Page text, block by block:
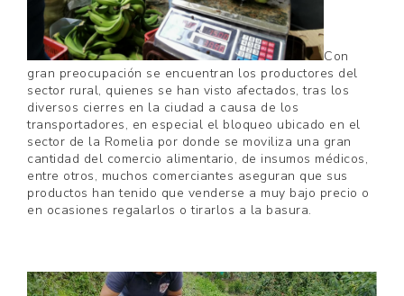
Con
gran preocupación se encuentran los productores del
sector rural, quienes se han visto afectados, tras los
diversos cierres en la ciudad a causa de los
transportadores, en especial el bloqueo ubicado en el
sector de la Romelia por donde se moviliza una gran
cantidad del comercio alimentario, de insumos médicos,
entre otros, muchos comerciantes aseguran que sus
productos han tenido que venderse a muy bajo precio o
en ocasiones regalarlos o tirarlos a la basura.